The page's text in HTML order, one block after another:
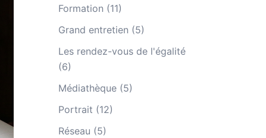
Formation (11)
Grand entretien (5)
Les rendez-vous de l'égalité
(6)
Médiathèque(5)
Portrait (12)
Réseau (5)